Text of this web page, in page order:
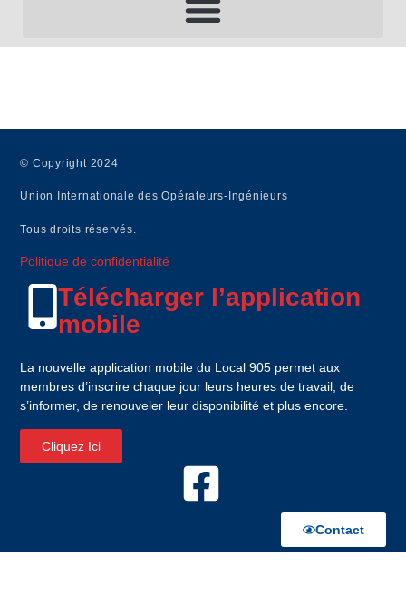
© Copyright 2024
Union Internationale des Opérateurs-Ingénieurs
Tous droits réservés.
Politique de confidentialité
Télécharger l’application
mobile
La nouvelle application mobile du Local 905 permet aux
membres d’inscrire chaque jour leurs heures de travail, de
s’informer, de renouveler leur disponibilité et plus encore.
Cliquez Ici
Contact